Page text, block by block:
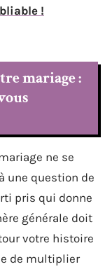
!
mariage :
ne se
une question de
pris qui donne
générale doit
votre histoire
de multiplier